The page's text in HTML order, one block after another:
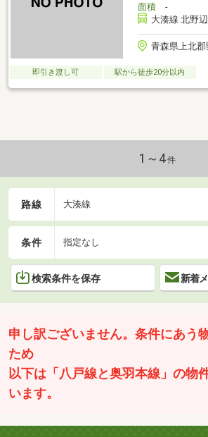
面積-
大湊線 北野
青森県上北
即引き渡し可 駅から徒歩20分以内
1～4件
路線 大湊線
条件 指定なし
検索条件を保存 新着
申し訳ございません。条件にあう
ため
以下は「八戸線と奥羽本線」の物
います。